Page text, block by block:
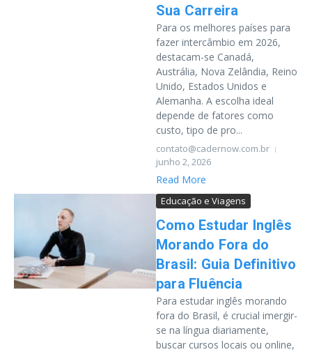
Sua Carreira
Para os melhores países para
fazer intercâmbio em 2026,
destacam-se Canadá,
Austrália, Nova Zelândia, Reino
Unido, Estados Unidos e
Alemanha. A escolha ideal
depende de fatores como
custo, tipo de pro...
contato@cadernow.com.br
junho 2, 2026
Read More
Educação e Viagens
Como Estudar Inglês
Morando Fora do
Brasil: Guia Definitivo
para Fluência
Para estudar inglês morando
fora do Brasil, é crucial imergir-
se na língua diariamente,
buscar cursos locais ou online,